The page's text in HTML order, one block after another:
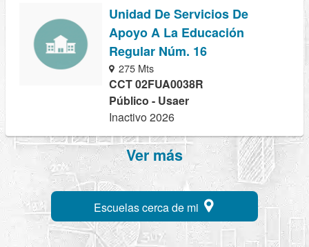
Unidad De Servicios De
Apoyo A La Educación
Regular Núm. 16
275 Mts
CCT 02FUA0038R
Público - Usaer
Inactivo 2026
Ver más
Escuelas cerca de mi